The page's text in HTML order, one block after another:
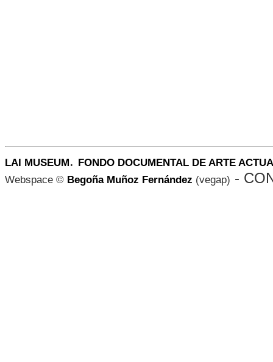
LAI MUSEUM. FONDO DOCUMENTAL DE ARTE
Webspace © Begoña Muñoz Fernández (vegap) -